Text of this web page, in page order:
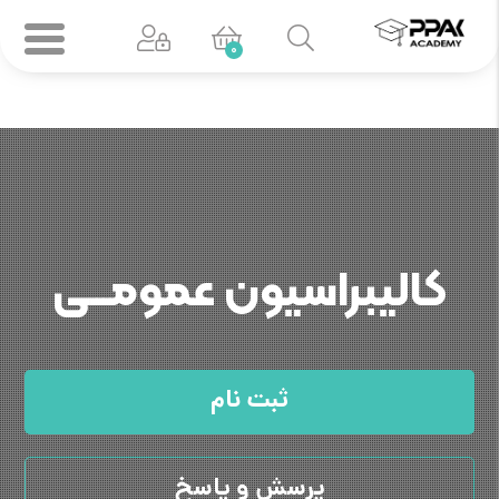
0
کالیبراسیون عمومـــی
ثبت نام
پرسش و پاسخ